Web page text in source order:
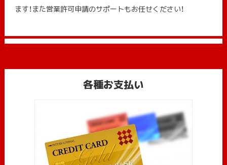
ます！また営業許可申請のサポートもお任せください！
各種お支払い